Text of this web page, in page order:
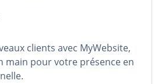
clients avec MyWebsite,
main pour votre présence en